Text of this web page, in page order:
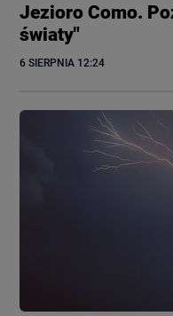
Jezioro Como.
światy"
6 SIERPNIA 12:24